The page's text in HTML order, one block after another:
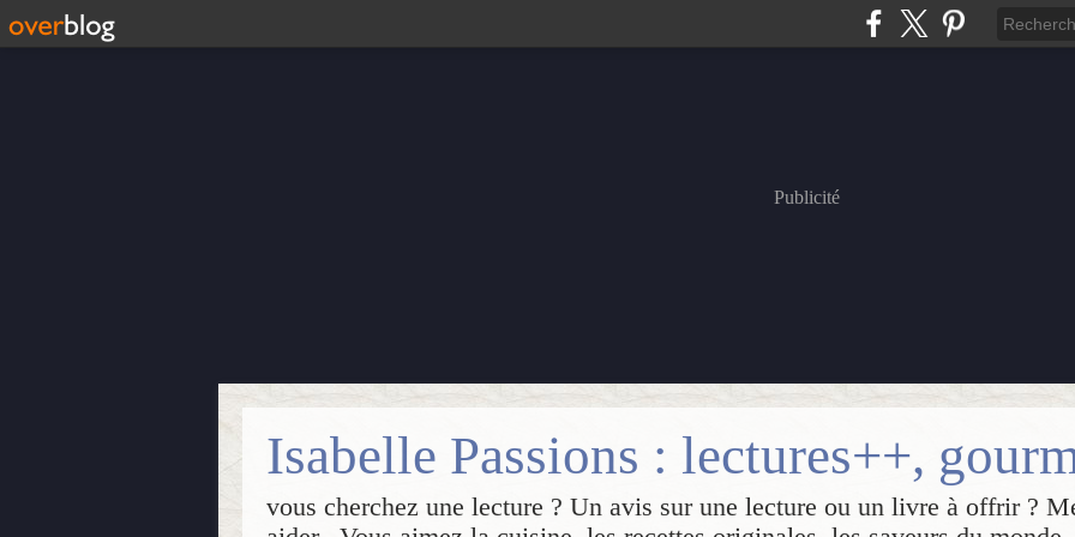
Publicité
vous cherchez une lecture ? Un avis sur une lecture ou un livre à offrir ?